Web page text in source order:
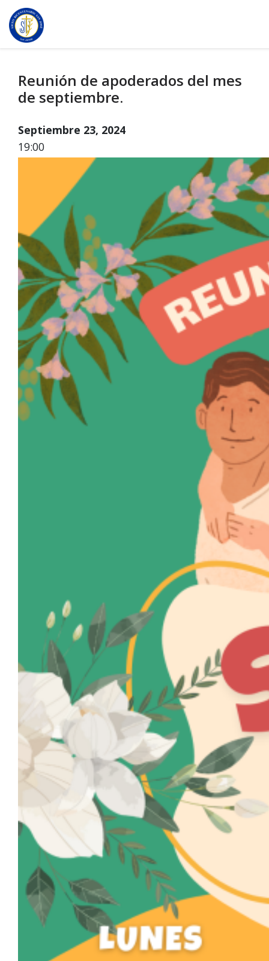
Reunión de apoderados del mes
de septiembre.
Septiembre 23, 2024
19:00